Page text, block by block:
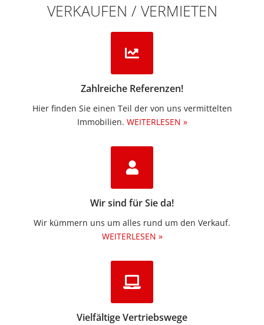
VERKAUFEN / VERMIETEN
Zahlreiche Referenzen!
Hier finden Sie einen Teil der von uns vermittelten
Immobilien.​ WEITERLESEN »
Wir sind für Sie da!
Wir kümmern uns um alles rund um den Verkauf.
WEITERLESEN »
Vielfältige Vertriebswege